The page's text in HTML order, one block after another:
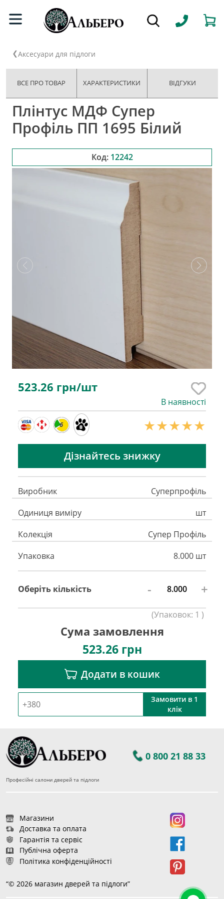
Аксесуари для підлоги
ВСЕ ПРО ТОВАР ХАРАКТЕРИСТИКИ ВІДГУКИ
Плінтус МДФ Супер
Профіль ПП 1695 Білий
Код: 12242
523.26 грн/шт
В наявності
6
Дізнайтесь знижку
Виробник
Суперпрофіль
Одиниця виміру
шт
Колекція
Супер Профіль
Упаковка
8.000 шт
Оберіть кількість - +
(Упаковок: 1 )
Сума замовлення
523.26грн
Додати в кошик
Замовити в 1
клік
0 800 21 88 33
Професійні салони дверей та підлоги
Магазини
Доставка та оплата
Гарантія та сервіс
Публічна оферта
Політика конфіденційності
“© 2026 магазин дверей та підлоги”